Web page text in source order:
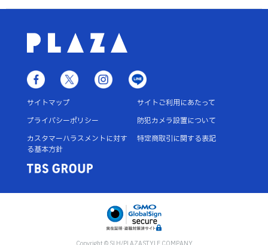
サイトマップ
サイトご利用にあたって
プライバシーポリシー
防犯カメラ設置について
カスタマーハラスメントに対す
る基本方針
特定商取引に関する表記